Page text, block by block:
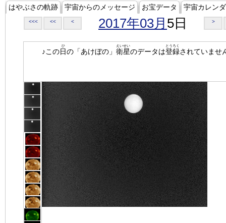
はやぶさの軌跡 宇宙からのメッセージ お宝データ 宇宙カレン
<<< << < 2017年03月 5日 >
♪この日
ひ
の「あけぼの」 衛星
えいせい
のデータは登録
とうろく
されていませ